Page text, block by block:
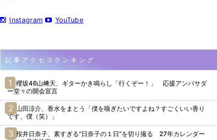
Instagram YouTube
記事アクセスランキング
櫻坂46山﨑天、ギターかき鳴らし「行くぞー！」 応援アンバサダ
ー堂々の開会宣言
山田涼介、香水をまとう「僕を嗅ぎたいですよね？すごくいい香り
です、僕（笑）」
桜井日奈子、素すぎる“日奈子の１日”を切り撮る 27年カレンダー